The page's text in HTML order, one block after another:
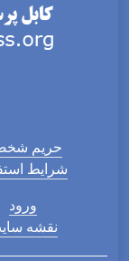
حریم
شرایط
ورود
نقشه